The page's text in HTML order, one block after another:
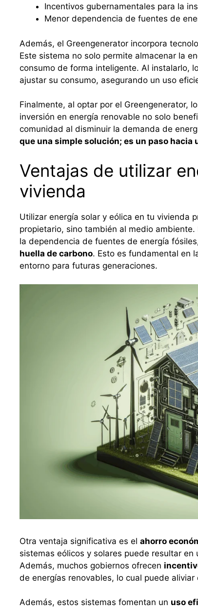
Incentivos gubernamentales para la
Menor dependencia de fuentes de
Además, el Greengenerator incorpora
Este sistema no solo permite almacenar la
consumo de forma inteligente. Al instalarlo,
ajustar su consumo, asegurando un uso
Finalmente, al optar por el Greengenerator,
inversión en energía renovable no solo
comunidad al disminuir la demanda de
que una simple solución; es un paso
Ventajas de utilizar
vivienda
Utilizar energía solar y eólica en tu vivienda
propietario, sino también al medio
la dependencia de fuentes de energía
huella de carbono. Esto es fundamental en
entorno para futuras generaciones.
Otra ventaja significativa es el ahorro
sistemas eólicos y solares puede resultar
Además, muchos gobiernos ofrecen
de energías renovables, lo cual puede
Además, estos sistemas fomentan un uso